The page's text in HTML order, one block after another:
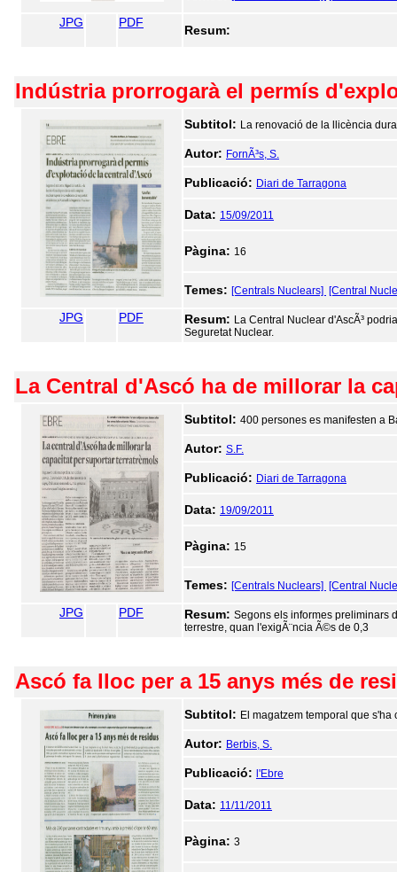
JPG PDF
Resum:
Indústria prorrogarà el permís
Subtitol: La renovació de la llicència
Autor: FornÃ³s, S.
Publicació: Diari de Tarragona
Data: 15/09/2011
Pàgina: 16
Temes: [Centrals Nuclears] [Central
JPG PDF Resum: La Central Nuclear d'AscÃ³
Seguretat Nuclear.
La Central d'Ascó ha de millorar la
Subtitol: 400 persones es manifesten a
Autor: S.F.
Publicació: Diari de Tarragona
Data: 19/09/2011
Pàgina: 15
Temes: [Centrals Nuclears] [Central
JPG PDF Resum: Segons els informes preliminars
terrestre, quan l'exigÃ¨ncia Ã©s de 0,3
Ascó fa lloc per a 15 anys més de
Subtitol: El magatzem temporal que
Autor: Berbis, S.
Publicació: l'Ebre
Data: 11/11/2011
Pàgina: 3